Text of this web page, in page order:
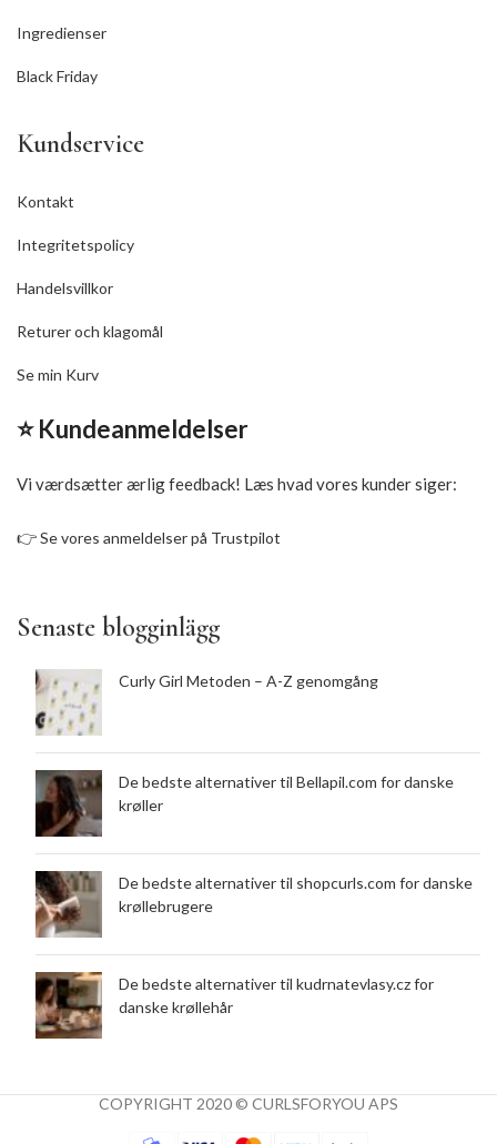
Ingredienser
Black Friday
Kundservice
Kontakt
Integritetspolicy
Handelsvillkor
Returer och klagomål
Se min Kurv
⭐ Kundeanmeldelser
Vi værdsætter ærlig feedback! Læs hvad vores kunder siger:
👉Se vores anmeldelser på Trustpilot
Senaste blogginlägg
Curly Girl Metoden – A-Z genomgång
De bedste alternativer til Bellapil.com for danske
krøller
De bedste alternativer til shopcurls.com for danske
krøllebrugere
De bedste alternativer til kudrnatevlasy.cz for
danske krøllehår
COPYRIGHT 2020 © CURLSFORYOU APS